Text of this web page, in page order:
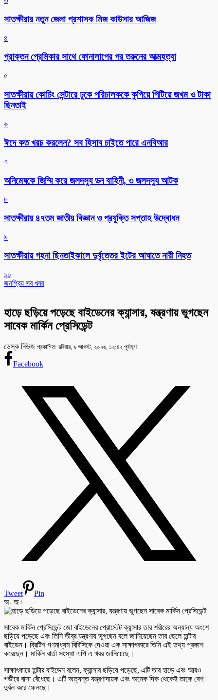
সাতক্ষীরার নতুন জেলা প্রশাসক মিজ কাউসার আজিজ
৪
প্রাক্তন প্রেমিকার সাথে ফোনালাপের পর তরুনের আত্মহত্যা
৫
সাতক্ষীরায় কোচিং সেন্টারে ঢুকে পরিচালককে কুপিয়ে পিটিয়ে জখম ও টাকা
ছিনতাই
৬
ঈদে কত খরচ করলেন? সব হিসাব চাইতে পারে এনবিআর
৭
অনিমেষকে জিম্মি করে জলদস্যু ডন বাহিনী, ৩ জলদস্যু আটক
৮
সাতক্ষীরায় ৪৭তম জাতীয় বিজ্ঞান ও প্রযুক্তি সপ্তাহ উদ্বোধন
৯
সাতক্ষীরায় গহনা ছিনতাইকালে দুর্বৃত্তের ইটের আঘাতে নারী নিহত
১০
জনপ্রিয় সব খবর
হাড়ে ছড়িয়ে পড়েছে বাইডেনের ক্যান্সার, যন্ত্রণায় ভুগছেন
সাবেক মার্কিন প্রেসিডেন্ট
ডেস্ক নিউজ প্রকাশিত: রবিবার, ৯ আগস্ট, ২০২৬, ১২:৪২ পূর্বাহ্ণ
Facebook
Tweet
Pin
অ- অ+
সাবেক মার্কিন প্রেসিডেন্ট জো বাইডেনের প্রোস্টেট ক্যান্সার তার শরীরের অন্যান্য অংশে
ছড়িয়ে পড়েছে এবং তিনি তীব্র যন্ত্রণায় ভুগছেন বলে জানিয়েছেন তার ছেলে হান্টার
বাইডেন। ব্রিটিশ গণমাধ্যম বিবিসিকে দেওয়া এক সাক্ষাৎকারে তিনি এই তথ্য প্রকাশ
করেছেন। মার্কিন বার্তা সংস্থা এপি এ খবর জানিয়েছে।
সাক্ষাৎকারে হান্টার বাইডেন বলেন, ক্যান্সার ছড়িয়ে পড়েছে, এটি তার হাড়ে এবং আরও
গভীরে বাসা বেঁধেছে। এটি অত্যন্ত যন্ত্রণাদায়ক এবং অনেক দিক থেকেই তাকে বেশ
দুর্বল করে ফেলছে।